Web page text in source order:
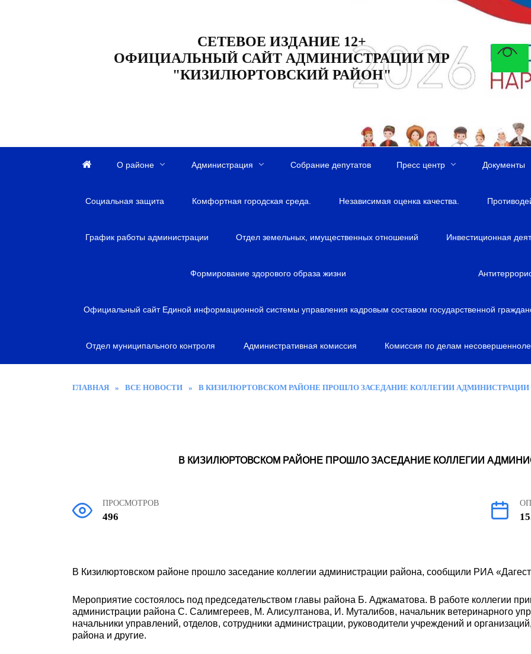
СЕТЕВОЕ ИЗДАНИЕ 12+
ОФИЦИАЛЬНЫЙ САЙТ АДМИНИСТРАЦИИ МР
"КИЗИЛЮРТОВСКИЙ РАЙОН"
а
н
О районе Администрация Собрание депутатов Пресс центр Документы
Социальная защита Комфортная городская среда. Независимая оценка качества.
График работы администрации Отдел земельных, имущественных отношений Инвестиционная
Формирование здорового образа жизни
Официальный сайт Единой информационной системы управления кадровым составом государственной
Отдел муниципального контроля Административная комиссия Комиссия по делам
ГЛАВНАЯ » ВСЕ НОВОСТИ » В КИЗИЛЮРТОВСКОМ РАЙОНЕ ПРОШЛО ЗАСЕДАНИЕ КОЛЛЕГИИ АДМИНИСТРАЦИИ
В КИЗИЛЮРТОВСКОМ РАЙОНЕ ПРОШЛО ЗАСЕДАНИЕ КОЛЛЕГИИ
ПРОСМОТРОВ
496
В Кизилюртовском районе прошло заседание коллегии администрации района, сообщили РИА
Мероприятие состоялось под председательством главы района Б. Аджаматова. В работе коллегии
администрации района С. Салимгереев, М. Алисултанова, И. Муталибов, начальник ветеринарного
начальники управлений, отделов, сотрудники администрации, руководители учреждений и
района и другие.